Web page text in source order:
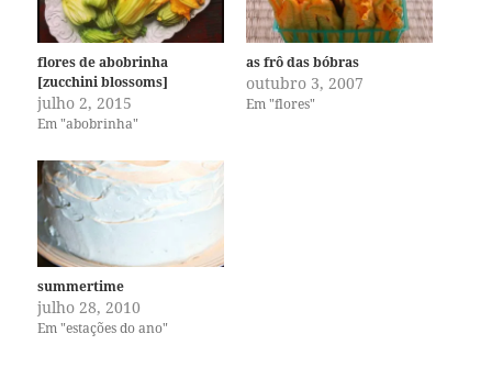
flores de abobrinha
[zucchini blossoms]
julho 2, 2015
Em "abobrinha"
as frô das bóbras
outubro 3, 2007
Em "flores"
summertime
julho 28, 2010
Em "estações do ano"